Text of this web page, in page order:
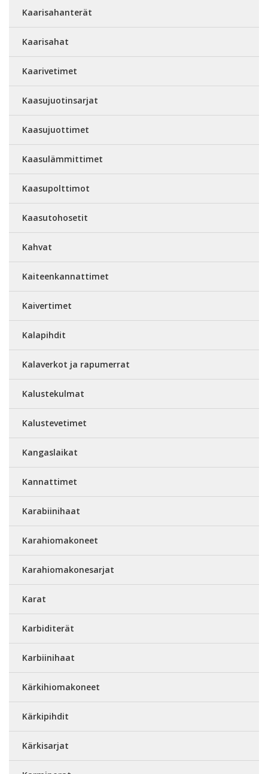
Kaarisahanterät
Kaarisahat
Kaarivetimet
Kaasujuotinsarjat
Kaasujuottimet
Kaasulämmittimet
Kaasupolttimot
Kaasutohosetit
Kahvat
Kaiteenkannattimet
Kaivertimet
Kalapihdit
Kalaverkot ja rapumerrat
Kalustekulmat
Kalustevetimet
Kangaslaikat
Kannattimet
Karabiinihaat
Karahiomakoneet
Karahiomakonesarjat
Karat
Karbiditerät
Karbiinihaat
Kärkihiomakoneet
Kärkipihdit
Kärkisarjat